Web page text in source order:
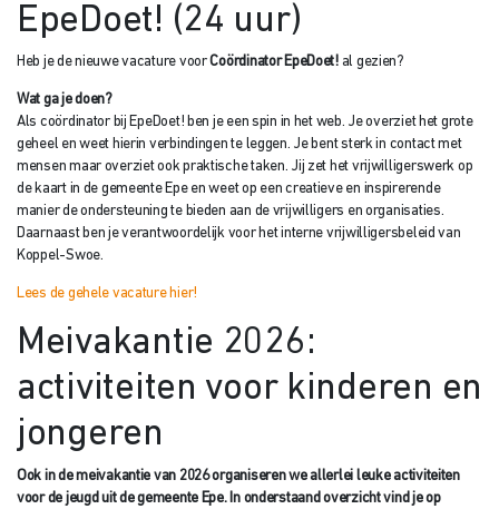
EpeDoet! (24 uur)
Heb je de nieuwe vacature voorCoördinator EpeDoet!al gezien?
Wat ga je doen?
Als coördinator bij EpeDoet! ben je een spin in het web. Je overziet het grote
geheel en weet hierin verbindingen te leggen. Je bent sterk in contact met
mensen maar overziet ook praktische taken. Jij zet het vrijwilligerswerk op
de kaart in de gemeente Epe en weet op een creatieve en inspirerende
manier de ondersteuning te bieden aan de vrijwilligers en organisaties.
Daarnaast ben je verantwoordelijk voor het interne vrijwilligersbeleid van
Koppel-Swoe.
Lees de gehele vacature hier!
Meivakantie 2026:
activiteiten voor kinderen en
jongeren
Ook in de meivakantie van 2026 organiseren we allerlei leuke activiteiten
voor de jeugd uit de gemeente Epe. In onderstaand overzicht vind je op